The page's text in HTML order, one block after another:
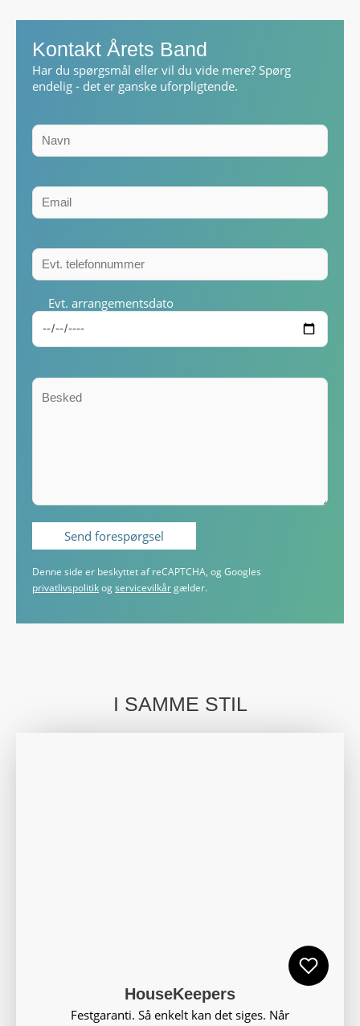
Kontakt Årets Band
Har du spørgsmål eller vil du vide mere? Spørg
endelig - det er ganske uforpligtende.
Evt. arrangementsdato
Denne side er beskyttet af reCAPTCHA, og Googles
privatlivspolitik og servicevilkår gælder.
I SAMME STIL
HouseKeepers
Festgaranti. Så enkelt kan det siges. Når